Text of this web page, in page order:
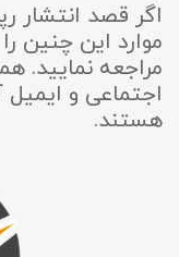
اگر قصد انتشار
موارد این چنین
مراجعه نمایید.
اجتماعی و
هستند.